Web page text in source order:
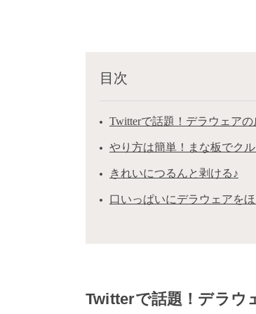
目次
Twitterで話題！デラウェア
やり方は簡単！まな板でク
きれいにつるんと剥ける♪
口いっぱいにデラウェアをほ
Twitterで話題！デラウ